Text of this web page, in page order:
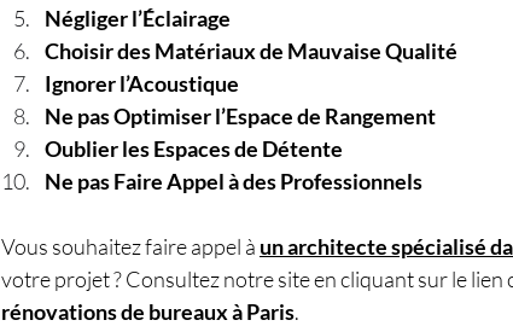
Négliger l’Éclairage
Choisir des Matériaux de Mauvaise Qualité
Ignorer l’Acoustique
Ne pas Optimiser l’Espace de Rangement
Oublier les Espaces de Détente
Ne pas Faire Appel à des Professionnels
Vous souhaitez faire appel à un architecte spécialisé
votre projet ? Consultez notre site en cliquant sur le
rénovations de bureaux à Paris.